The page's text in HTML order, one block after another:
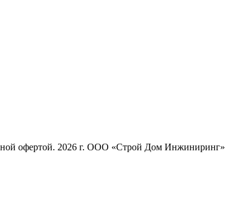
офертой. 2026 г. ООО «Строй Дом Инжиниринг»